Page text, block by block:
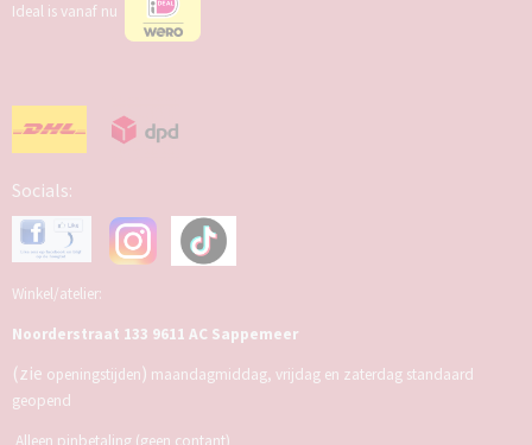
Ideal is vanaf nu
Socials:
Winkel/atelier:
Noorderstraat 133 9611 AC Sappemeer
(zie openingstijden) maandagmiddag, vrijdag en zaterdag standaard
geopend
Alleen pinbetaling (geen contant)